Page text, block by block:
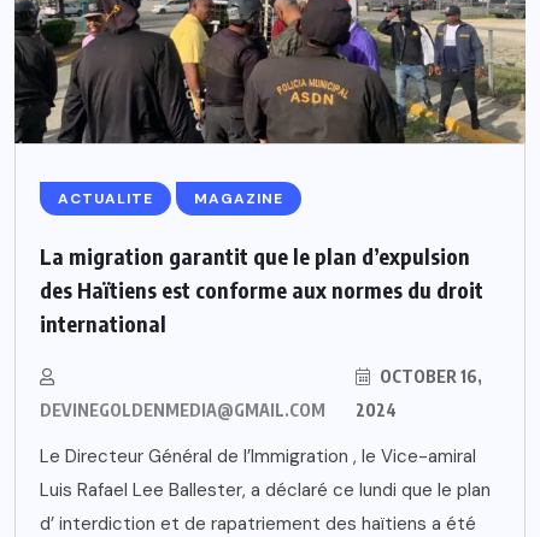
ACTUALITE MAGAZINE
La migration garantit que le plan d’expulsion
des Haïtiens est conforme aux normes du droit
international
DEVINEGOLDENMEDIA@GMAIL.COM
OCTOBER 16,
2024
Le Directeur Général de l’Immigration , le Vice-amiral
Luis Rafael Lee Ballester, a déclaré ce lundi que le plan
d’ interdiction et de rapatriement des haïtiens a été